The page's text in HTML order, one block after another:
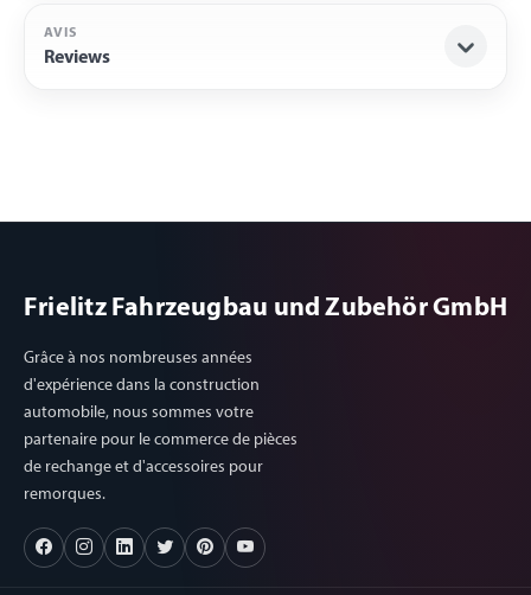
AVIS
Reviews
Frielitz Fahrzeugbau und Zubehör GmbH
Grâce à nos nombreuses années
d'expérience dans la construction
automobile, nous sommes votre
partenaire pour le commerce de pièces
de rechange et d'accessoires pour
remorques.